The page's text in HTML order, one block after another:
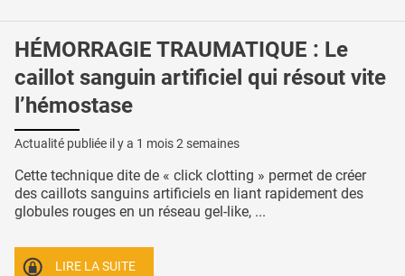
HÉMORRAGIE TRAUMATIQUE : Le
caillot sanguin artificiel qui résout vite
l’hémostase
Actualité publiée il y a 1 mois 2 semaines
Cette technique dite de « click clotting » permet de créer
des caillots sanguins artificiels en liant rapidement des
globules rouges en un réseau gel-like, ...
LIRE LA SUITE